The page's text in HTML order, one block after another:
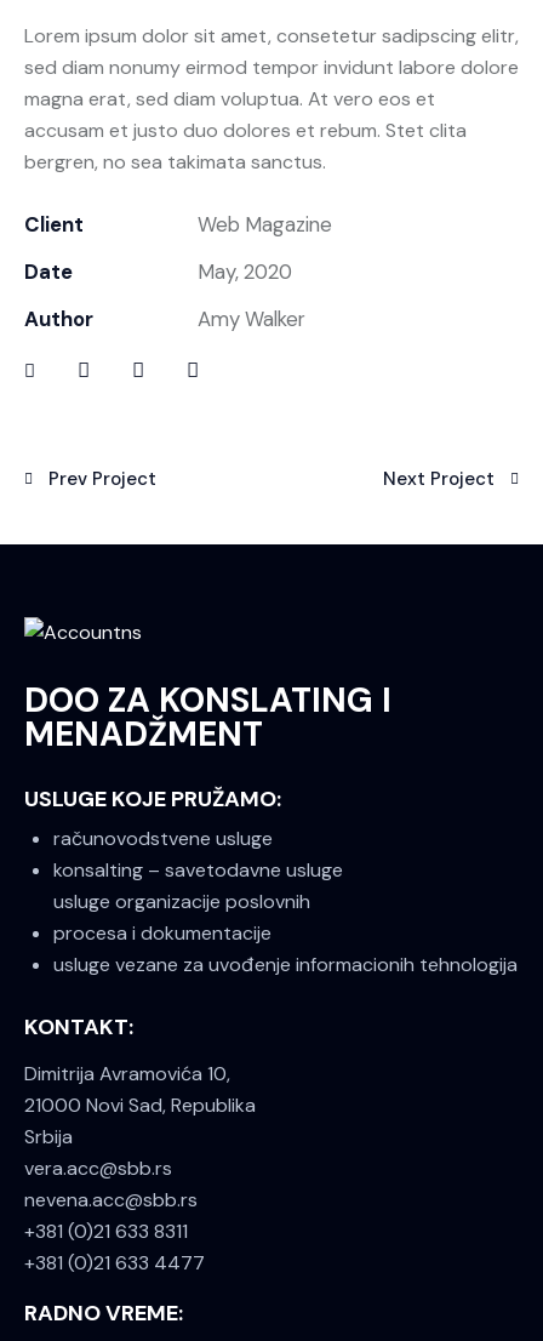
Lorem ipsum dolor sit amet, consetetur sadipscing elitr,
sed diam nonumy eirmod tempor invidunt labore dolore
magna erat, sed diam voluptua. At vero eos et
accusam et justo duo dolores et rebum. Stet clita
bergren, no sea takimata sanctus.
Client
Web Magazine
Date
May, 2020
Author
Amy Walker
Prev Project Next Project
DOO ZA KONSLATING I
MENADŽMENT
USLUGE KOJE PRUŽAMO:
računovodstvene usluge
konsalting – savetodavne usluge
usluge organizacije poslovnih
procesa i dokumentacije
usluge vezane za uvođenje informacionih tehnologija
KONTAKT:
Dimitrija Avramovića 10,
21000 Novi Sad, Republika
Srbija
vera.acc@sbb.rs
nevena.acc@sbb.rs
+381 (0)21 633 8311
+381 (0)21 633 4477
RADNO VREME: